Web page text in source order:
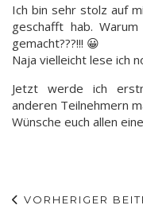
Ich bin sehr stolz auf
geschafft hab.
gemacht???!!! 😀
Naja vielleicht lese ich
Jetzt werde ich
anderen Teilnehmern
Wünsche euch allen
VORHERIGER